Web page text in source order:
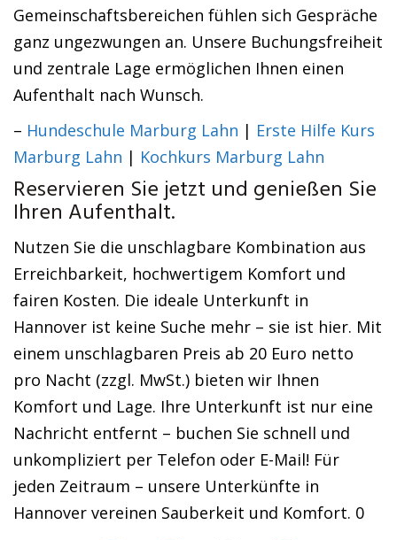
Gemeinschaftsbereichen fühlen sich Gespräche
ganz ungezwungen an. Unsere Buchungsfreiheit
und zentrale Lage ermöglichen Ihnen einen
Aufenthalt nach Wunsch.
– Hundeschule Marburg Lahn | Erste Hilfe Kurs
Marburg Lahn | Kochkurs Marburg Lahn
Reservieren Sie jetzt und genießen Sie
Ihren Aufenthalt.
Nutzen Sie die unschlagbare Kombination aus
Erreichbarkeit, hochwertigem Komfort und
fairen Kosten. Die ideale Unterkunft in
Hannover ist keine Suche mehr – sie ist hier. Mit
einem unschlagbaren Preis ab 20 Euro netto
pro Nacht (zzgl. MwSt.) bieten wir Ihnen
Komfort und Lage. Ihre Unterkunft ist nur eine
Nachricht entfernt – buchen Sie schnell und
unkompliziert per Telefon oder E-Mail! Für
jeden Zeitraum – unsere Unterkünfte in
Hannover vereinen Sauberkeit und Komfort. 0